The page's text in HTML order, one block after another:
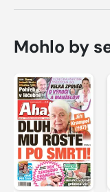
Mohlo by